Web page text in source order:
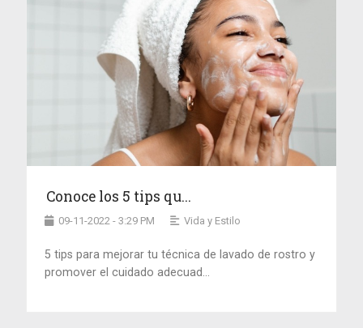
Conoce los 5 tips qu...
09-11-2022 - 3:29 PM Vida y Estilo
5 tips para mejorar tu técnica de lavado de rostro y
promover el cuidado adecuad...